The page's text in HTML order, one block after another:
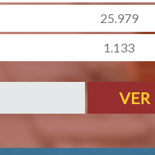
25.979
1.133
VER